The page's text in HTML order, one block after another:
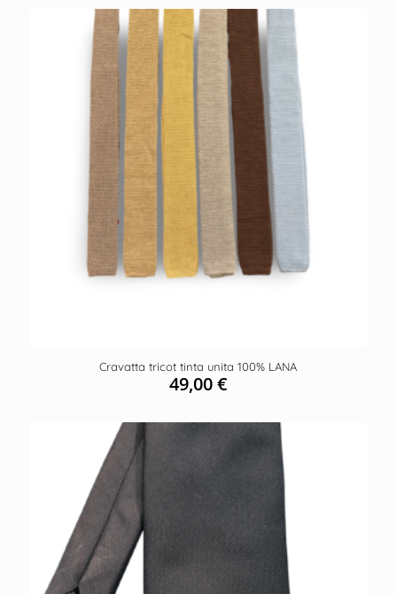
Cravatta tricot tinta unita 100% LANA
49,00€